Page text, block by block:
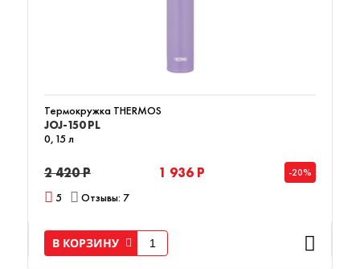
Термокружка THERMOS
JOJ-150 PL
0,15 л
2 420 Р 1 936 Р -20%
5 Отзывы: 7
В КОРЗИНУ